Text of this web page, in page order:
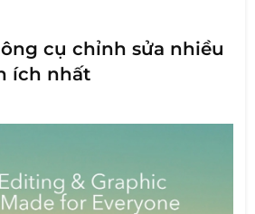
cụ chỉnh sửa nhiều
ích nhất